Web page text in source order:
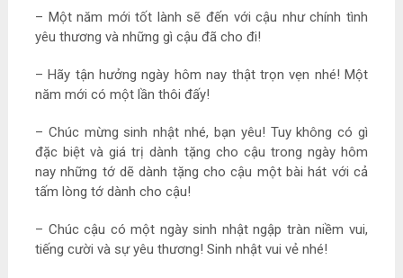
– Một năm mới tốt lành sẽ đến với cậu như chính tình
yêu thương và những gì cậu đã cho đi!
– Hãy tận hưởng ngày hôm nay thật trọn vẹn nhé! Một
năm mới có một lần thôi đấy!
– Chúc mừng sinh nhật nhé, bạn yêu! Tuy không có gì
đặc biệt và giá trị dành tặng cho cậu trong ngày hôm
nay những tớ dẽ dành tặng cho cậu một bài hát với cả
tấm lòng tớ dành cho cậu!
– Chúc cậu có một ngày sinh nhật ngập tràn niềm vui,
tiếng cười và sự yêu thương! Sinh nhật vui vẻ nhé!